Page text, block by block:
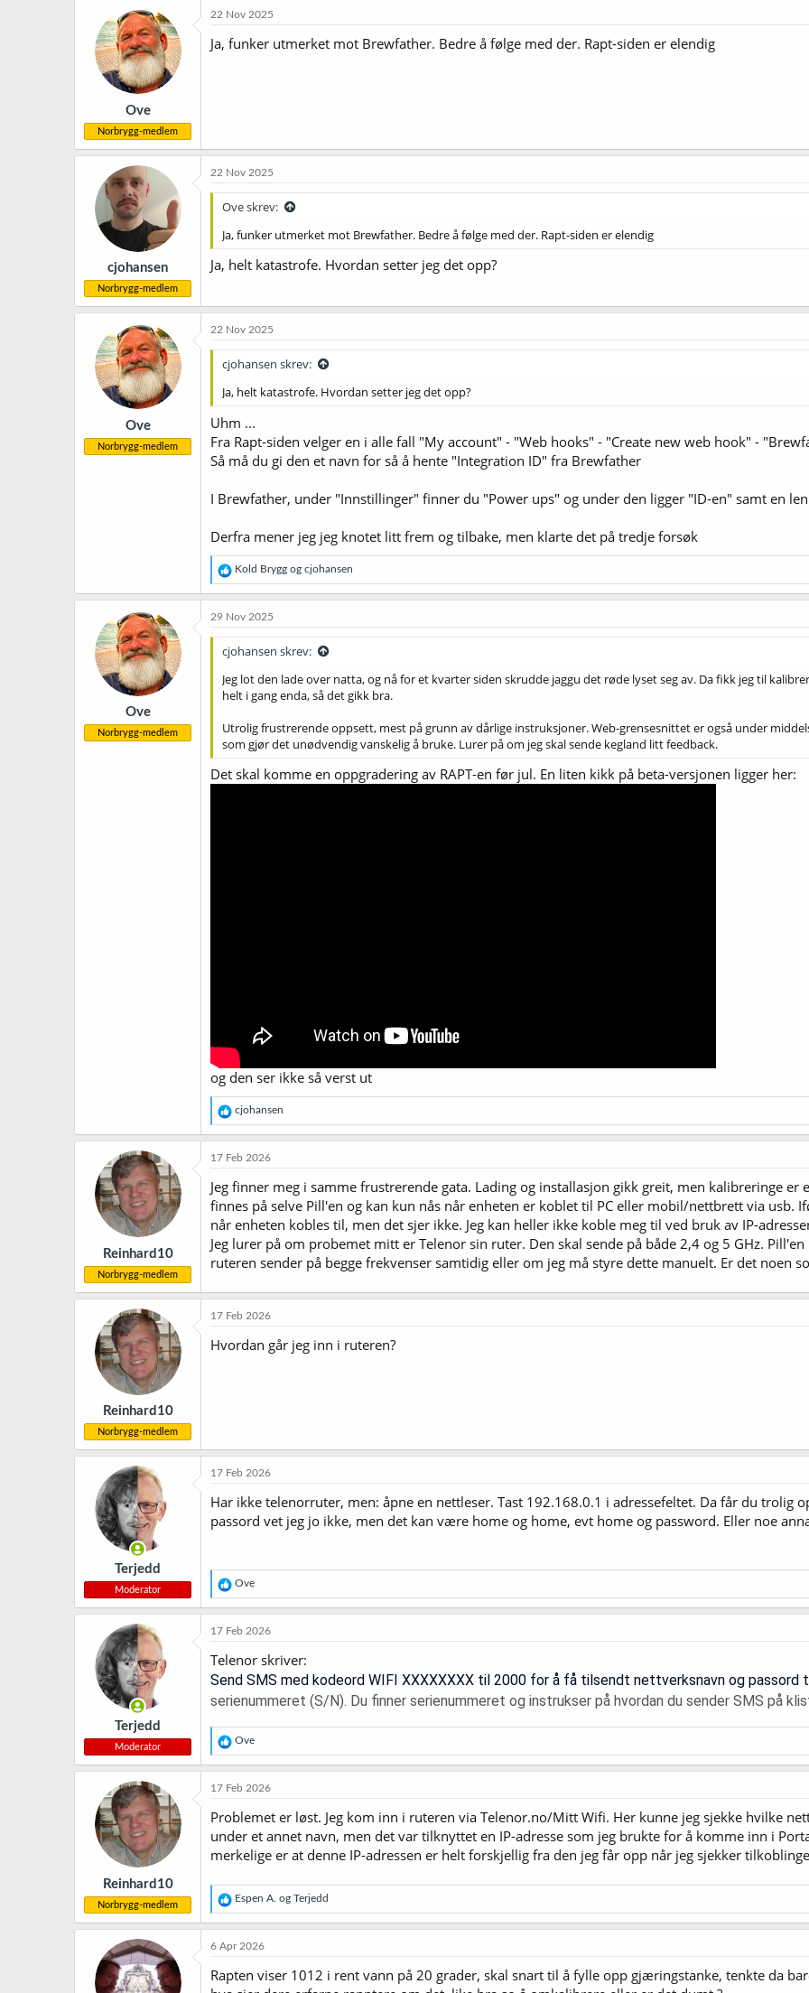
Ove
Norbrygg-medlem
22 Nov 2025
Ja, funker utmerket mot Brewfather. Bedre å følge med der. Rapt-siden er elendig
cjohansen
Norbrygg-medlem
22 Nov 2025
Ove skrev:
Ja, funker utmerket mot Brewfather. Bedre å følge med der. Rapt-siden er elendig
Ja, helt katastrofe. Hvordan setter jeg det opp?
Ove
Norbrygg-medlem
22 Nov 2025
cjohansen skrev:
Ja, helt katastrofe. Hvordan setter jeg det opp?
Uhm ...
Fra Rapt-siden velger en i alle fall "My account" - "Web hooks" - "Create new web hook" -
Så må du gi den et navn for så å hente "Integration ID" fra Brewfather
I Brewfather, under "Innstillinger" finner du "Power ups" og under den ligger "ID-en" samt en
Derfra mener jeg jeg knotet litt frem og tilbake, men klarte det på tredje forsøk
R
e
a
j
o
e
r
Kold Brygg og cjohansen
Ove
Norbrygg-medlem
29 Nov 2025
cjohansen skrev:
Jeg lot den lade over natta, og nå for et kvarter siden skrudde jaggu det røde lyset seg av. Da fikk jeg til
helt i gang enda, så det gikk bra.
Utrolig frustrerende oppsett, mest på grunn av dårlige instruksjoner. Web-grensesnittet er også under
som gjør det unødvendig vanskelig å bruke. Lurer på om jeg skal sende kegland litt feedback.
Det skal komme en oppgradering av RAPT-en før jul. En liten kikk på beta-versjonen ligger her:
og den ser ikke så verst ut
R
e
a
k
j
o
n
e
r
cjohansen
Reinhard10
Norbrygg-medlem
17 Feb 2026
Jeg finner meg i samme frustrerende gata. Lading og installasjon gikk greit, men kalibreringe er
finnes på selve Pill'en og kan kun nås når enheten er koblet til PC eller mobil/nettbrett via usb.
når enheten kobles til, men det sjer ikke. Jeg kan heller ikke koble meg til ved bruk av IP-
Jeg lurer på om probemet mitt er Telenor sin ruter. Den skal sende på både 2,4 og 5 GHz.
ruteren sender på begge frekvenser samtidig eller om jeg må styre dette manuelt. Er det noen
Reinhard10
Norbrygg-medlem
17 Feb 2026
Hvordan går jeg inn i ruteren?
Terjedd
Moderator
17 Feb 2026
Har ikke telenorruter, men: åpne en nettleser. Tast 192.168.0.1 i adressefeltet. Da får du trolig
passord vet jeg jo ikke, men det kan være home og home, evt home og password. Eller noe
R
e
a
k
o
n
e
:
Ove
Terjedd
Moderator
17 Feb 2026
Telenor skriver:
Send SMS med kodeord WIFI XXXXXXXX til 2000 for å få tilsendt nettverksnavn og passord
serienummeret (S/N). Du finner serienummeret og instrukser på hvordan du sender SMS på
R
e
a
k
j
o
n
e
:
Ove
Reinhard10
Norbrygg-medlem
17 Feb 2026
Problemet er løst. Jeg kom inn i ruteren via Telenor.no/Mitt Wifi. Her kunne jeg sjekke hvilke
under et annet navn, men det var tilknyttet en IP-adresse som jeg brukte for å komme inn i
merkelige er at denne IP-adressen er helt forskjellig fra den jeg får opp når jeg sjekker
R
e
a
j
o
Espen A. og Terjedd
6 Apr 2026
Rapten viser 1012 i rent vann på 20 grader, skal snart til å fylle opp gjæringstanke, tenkte da